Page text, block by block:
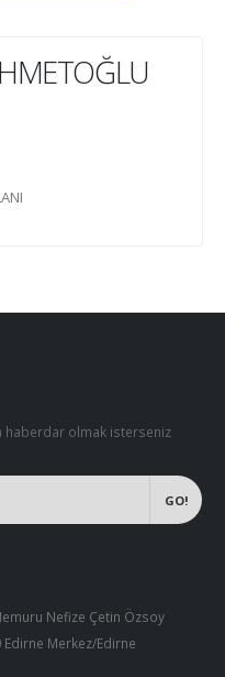
haberdar olmak isterseniz
Nefize Çetin Özsoy
Edirne Merkez/Edirne